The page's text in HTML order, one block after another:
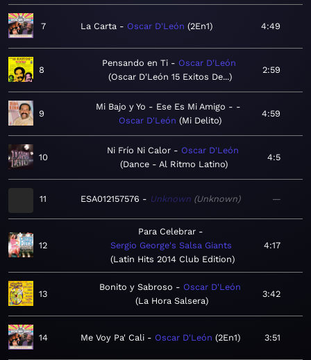
7 La Carta Oscar D'León 2En1 4:49
8
Pensando en Ti
Oscar D'León
Oscar D'León 15 Exitos De...
2:59
9
Mi Bajo y Yo - Ese Es Mi Amigo -
Oscar D'León Mi Delito
4:59
10
Ni Frío Ni Calor
Oscar D'León
Dance - Al Ritmo Latino
4:5
11 ESA012157576 Unknown Unknown —
12
Para Celebrar
Sergio George's Salsa Giants
Latin Hits 2014 Club Edition
4:17
13
Bonito y Sabroso
Oscar D'León
La Hora Salsera
3:42
14 Me Voy Pa' Cali Oscar D'León 2En1 3:51